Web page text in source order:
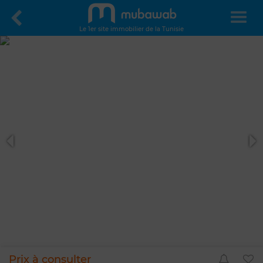
Le 1er site immobilier de la Tunisie
Prix à consulter